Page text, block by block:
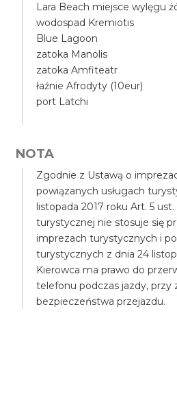
Lara Beach miejsce wylęgu
wodospad Kremiotis
Blue Lagoon
zatoka Manolis
zatoka Amfiteatr
łaźnie Afrodyty (10eur)
port Latchi
NOTA
Zgodnie z Ustawą o
powiązanych usługach
listopada 2017 roku Art. 5
turystycznej nie stosuje się
imprezach turystycznych i
turystycznych z dnia 24
Kierowca ma prawo do
telefonu podczas jazdy, przy
bezpieczeństwa przejazdu.